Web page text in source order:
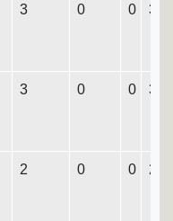
3 0 0 3
3 0 0 3
2 0 0 2